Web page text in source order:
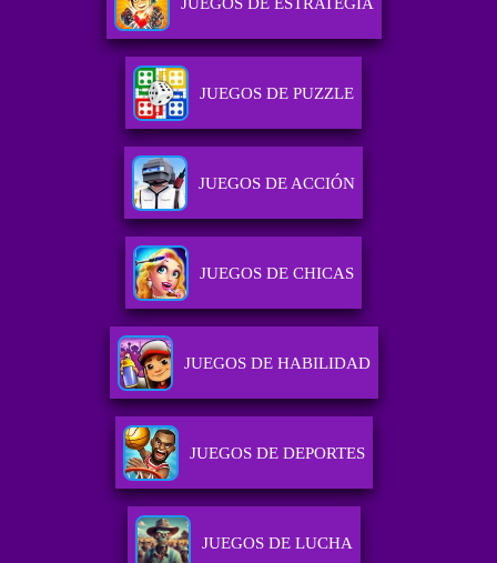
JUEGOS DE ESTRATEGIA
JUEGOS DE PUZZLE
JUEGOS DE ACCIÓN
JUEGOS DE CHICAS
JUEGOS DE HABILIDAD
JUEGOS DE DEPORTES
JUEGOS DE LUCHA